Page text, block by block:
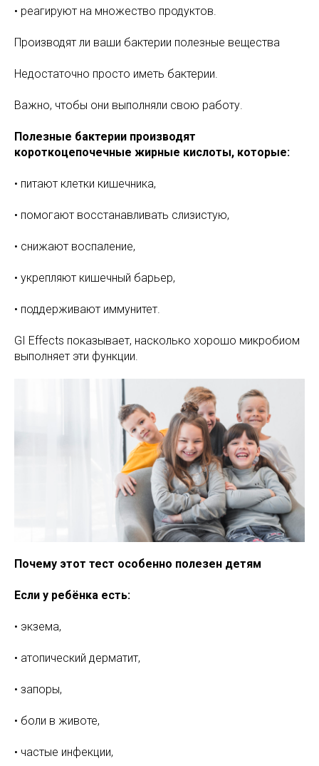
• реагируют на множество продуктов.
Производят ли ваши бактерии полезные вещества
Недостаточно просто иметь бактерии.
Важно, чтобы они выполняли свою работу.
Полезные бактерии производят
короткоцепочечные жирные кислоты, которые:
• питают клетки кишечника,
• помогают восстанавливать слизистую,
• снижают воспаление,
• укрепляют кишечный барьер,
• поддерживают иммунитет.
GI Effects показывает, насколько хорошо микробиом
выполняет эти функции.
Почему этот тест особенно полезен детям
Если у ребёнка есть:
• экзема,
• атопический дерматит,
• запоры,
• боли в животе,
• частые инфекции,